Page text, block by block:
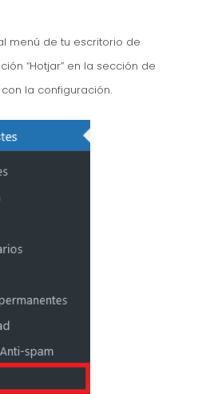
menú de tu escritorio de
“Hotjar” en la sección de
con la configuración.